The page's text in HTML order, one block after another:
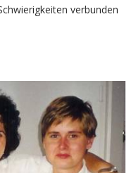
verbunden